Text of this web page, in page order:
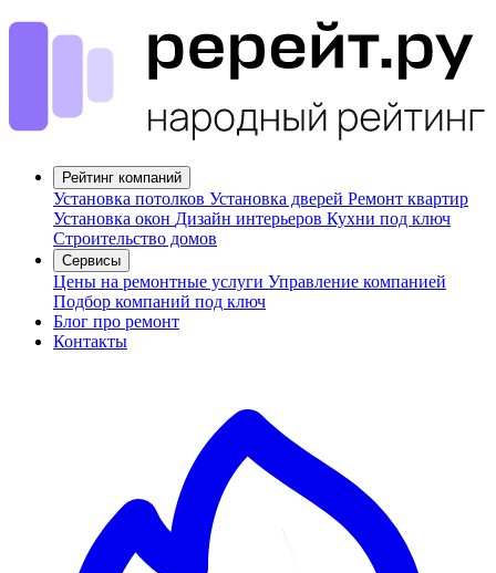
Рейтинг компаний
Установка потолков Установка дверей Ремонт квартир
Установка окон Дизайн интерьеров Кухни под ключ
Строительство домов
Сервисы
Цены на ремонтные услуги Управление компанией
Подбор компаний под ключ
Блог про ремонт
Контакты